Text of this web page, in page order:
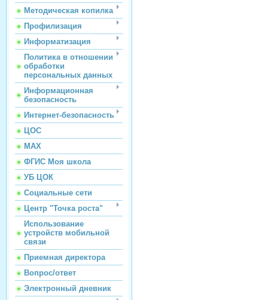
Методическая копилка
Профилизация
Информатизация
Политика в отношении
обработки
персональных данных
Информационная
безопасность
Интернет-безопасность
ЦОС
МАХ
ФГИС Моя школа
УБ ЦОК
Социальные сети
Центр "Точка роста"
Использование
устройств мобильной
связи
Приемная директора
Вопрос/ответ
Электронный дневник